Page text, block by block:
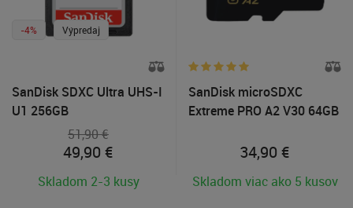
-4% Výpredaj
SanDisk SDXC Ultra UHS-I
U1 256GB
51,90 €
49,90 €
Skladom 2-3 kusy
SanDisk microSDXC
Extreme PRO A2 V30 64GB
34,90 €
Skladom viac ako 5 kusov